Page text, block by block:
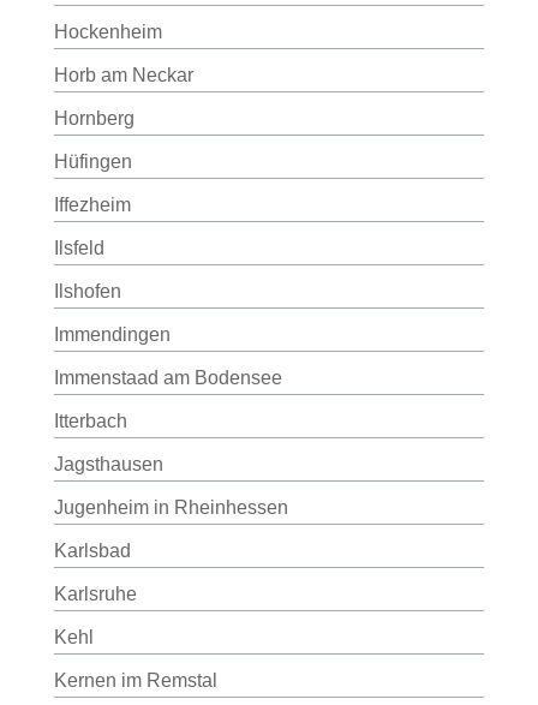
Hockenheim
Horb am Neckar
Hornberg
Hüfingen
Iffezheim
Ilsfeld
Ilshofen
Immendingen
Immenstaad am Bodensee
Itterbach
Jagsthausen
Jugenheim in Rheinhessen
Karlsbad
Karlsruhe
Kehl
Kernen im Remstal